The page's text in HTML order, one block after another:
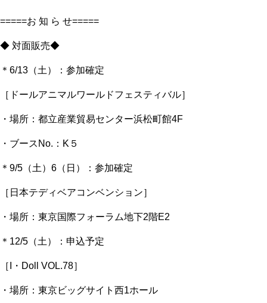
=====お 知 ら せ=====
◆ 対面販売◆
＊6/13（土）：参加確定
［ドールアニマルワールドフェスティバル］
・場所：都立産業貿易センター浜松町館4F
・ブースNo.：K５
＊9/5（土）6（日）：参加確定
［日本テディベアコンベンション］
・場所：東京国際フォーラム地下2階E2
＊12/5（土）：申込予定
［I・Doll VOL.78］
・場所：東京ビッグサイト西1ホール